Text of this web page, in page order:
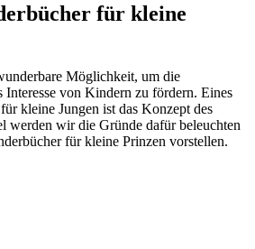
für kleine
Möglichkeit, um die
Interesse von Kindern zu fördern. Eines
kleine Jungen ist das Konzept des
werden wir die Gründe dafür beleuchten
für kleine Prinzen vorstellen.